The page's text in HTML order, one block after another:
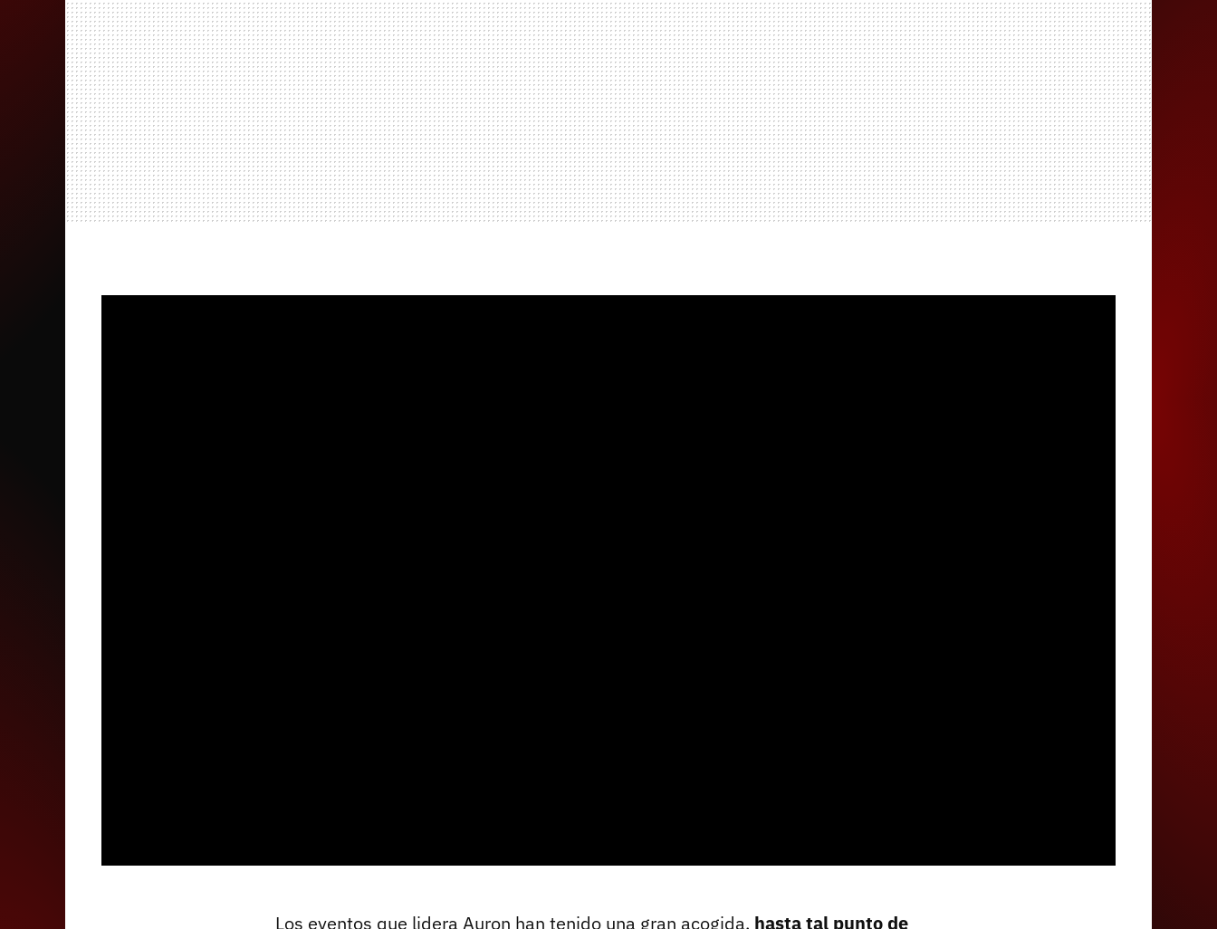
Los eventos que lidera Auron han tenido una gran acogida, hasta tal punto de